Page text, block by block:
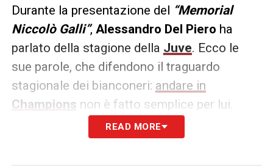
Durante la presentazione del “Memorial
Niccolò Galli”, Alessandro Del Piero ha
parlato della stagione della Juve. Ecco le
sue parole, che difendono il traguardo
stagionale dei bianconeri: andare in
Champions non è fatto semplice per lui.
È passata tramite ‘terremoti’ e
READ MORE